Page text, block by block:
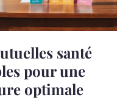
santé
pour une
optimale